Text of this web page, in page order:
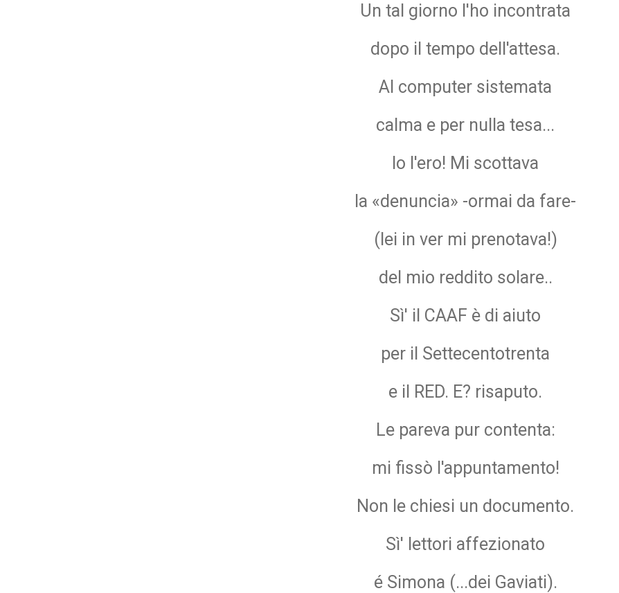
Un tal giorno l'ho incontrata
dopo il tempo dell'attesa.
Al computer sistemata
calma e per nulla tesa...
Io l'ero! Mi scottava
la «denuncia» -ormai da fare-
(lei in ver mi prenotava!)
del mio reddito solare..
Sì' il CAAF è di aiuto
per il Settecentotrenta
e il RED. E? risaputo.
Le pareva pur contenta:
mi fissò l'appuntamento!
Non le chiesi un documento.
Sì' lettori affezionato
é Simona (...dei Gaviati).